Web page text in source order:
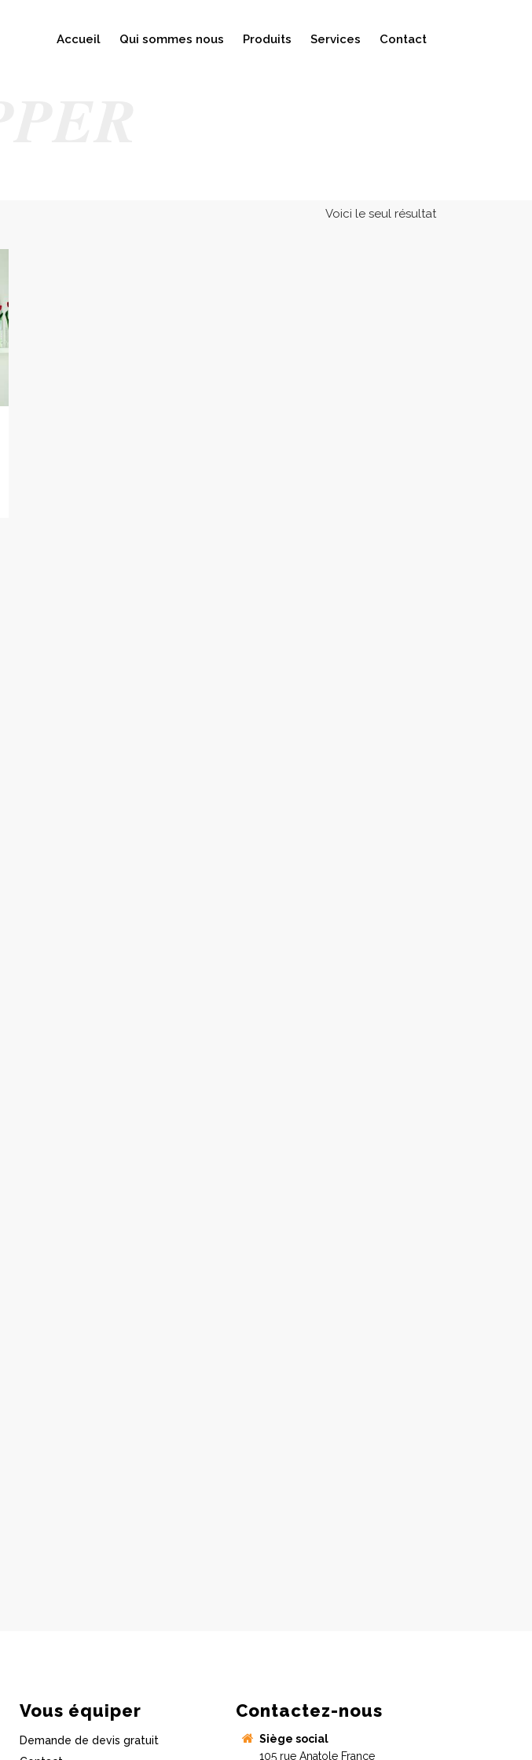
Accueil Qui sommes nous Produits Services Contact
Voici le seul résultat
Vous équiper
Demande de devis gratuit
Contactez-nous
Siège social
105 rue Anatole France